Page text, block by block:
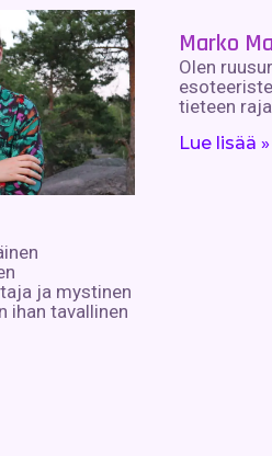
ja mystinen
ihan tavallinen
Marko
Olen
tieteen
Lue lisää »